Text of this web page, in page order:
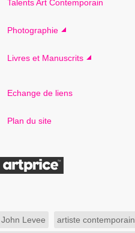
Talents Art Contemporain
Photographie
Livres et Manuscrits
Echange de liens
Plan du site
John Levee artiste contemporain